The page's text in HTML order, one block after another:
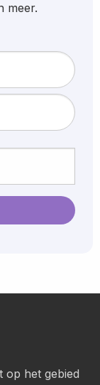
meer.
op het gebied